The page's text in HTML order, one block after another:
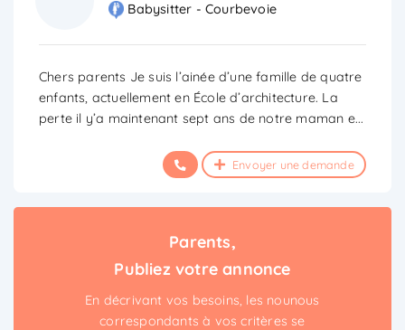
Babysitter - Courbevoie
Chers parents Je suis l’ainée d’une famille de quatre
enfants, actuellement en École d’architecture. La
perte il y’a maintenant sept ans de notre maman e...
Envoyer une demande
Parents,
Publiez votre annonce
En décrivant vos besoins, les nounous
correspondants à vos critères se